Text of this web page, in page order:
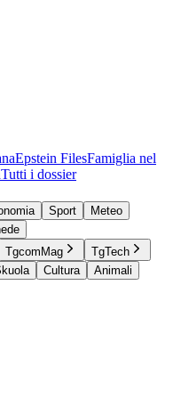
Epstein FilesFamiglia nel
Tutti i dossier
Sport
Meteo
TgcomMag
TgTech
Cultura
Animali